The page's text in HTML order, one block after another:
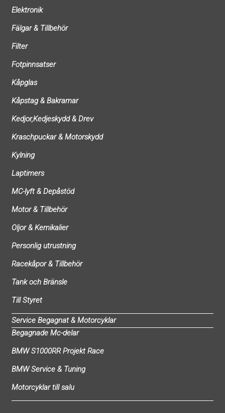
Elektronik
Fälgar & Tillbehör
Filter
Fotpinnsatser
Kåpglas
Kåpstag & Bakramar
Kedjor,Kedjeskydd & Drev
Kraschpuckar & Motorskydd
Kylning
Laptimers
MC-lyft & Depåstöd
Motor & Tillbehör
Oljor & Kemikalier
Personlig utrustning
Racekåpor & Tillbehör
Tank och Bränsle
Till Styret
Service Begagnat & Motorcyklar
Begagnade Mc-delar
BMW S1000RR Projekt Race
BMW Service & Tuning
Motorcyklar till salu